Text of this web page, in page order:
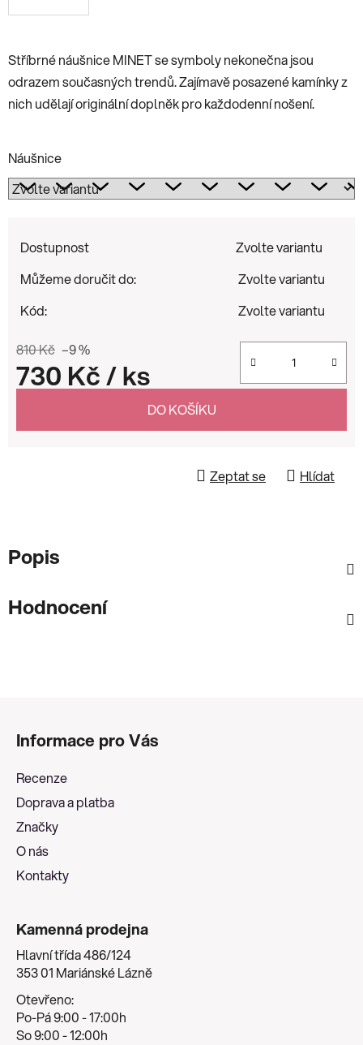
Stříbrné náušnice MINET se symboly nekonečna jsou
odrazem současných trendů. Zajímavě posazené kamínky z
nich udělají originální doplněk pro každodenní nošení.
Náušnice
Dostupnost
Zvolte variantu
Můžeme doručit do:
Zvolte variantu
Kód:
Zvolte variantu
810 Kč –9 %
730 Kč/ ks
DO KOŠÍKU
Zeptat se Hlídat
Popis
Hodnocení
Informace pro Vás
Recenze
Doprava a platba
Značky
O nás
Kontakty
Kamenná prodejna
Hlavní třída 486/124
353 01 Mariánské Lázně
Otevřeno:
Po-Pá 9:00 - 17:00h
So 9:00 - 12:00h